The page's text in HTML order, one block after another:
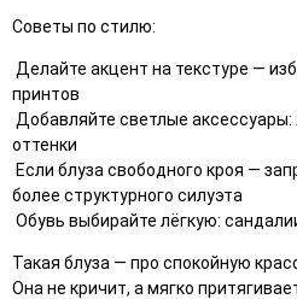
Советы по стилю:
Делайте акцент на текстуре —
принтов
Добавляйте светлые
оттенки
Если блуза свободного кроя —
более структурного силуэта
Обувь выбирайте лёгкую:
Такая блуза — про спокойную
Она не кричит, а мягко